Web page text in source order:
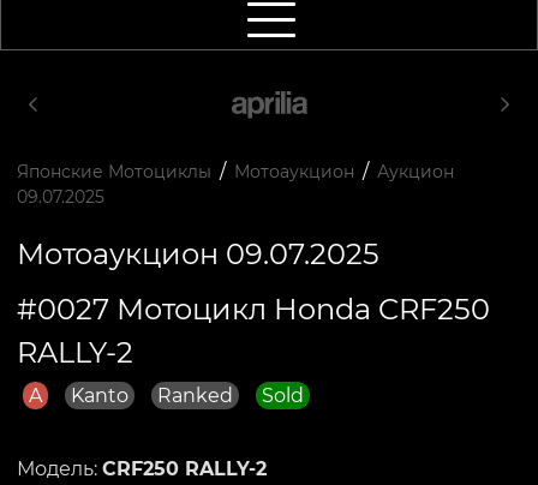
Японские Мотоциклы / Мотоаукцион / Аукцион
09.07.2025
Мотоаукцион 09.07.2025
#0027 Мотоцикл Honda CRF250
RALLY-2
A Kanto Ranked Sold
Модель: CRF250 RALLY-2